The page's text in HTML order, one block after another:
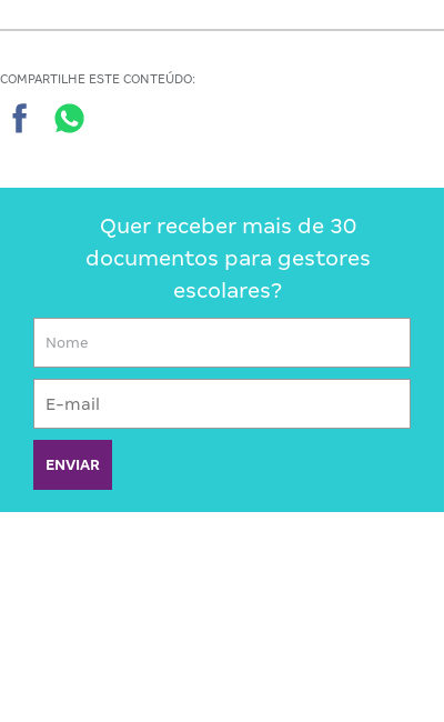
COMPARTILHE ESTE CONTEÚDO:
Quer receber mais de 30
documentos para gestores
escolares?
ENVIAR